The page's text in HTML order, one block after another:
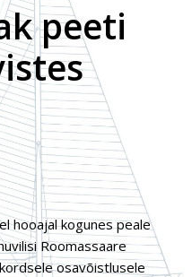
peeti
hooajal kogunes peale
Roomassaare
osavõistlusele